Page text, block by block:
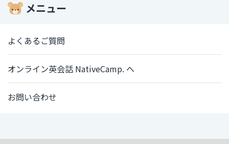
メニュー
よくあるご質問
オンライン英会話 NativeCamp. へ
お問い合わせ